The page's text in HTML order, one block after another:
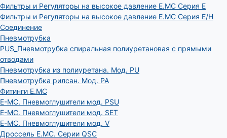
Фильтры и Регуляторы на высокое давление E.MC Серия E
Фильтры и Регуляторы на высокое давление E.MC Серия E/H
Соединение
Пневмотрубка
PUS_Пневмотрубка спиральная полиуретановая с прямыми
отводами
Пневмотрубка из полиуретана. Мод. РU
Пневмотрубка рилсан. Мод. PA
Фитинги E.MC
E-MC. Пневмоглушители мод. PSU
E-MC. Пневмоглушители мод. SET
E-MC. Пневмоглушители мод. V
Дроссель E.MC. Серии QSC